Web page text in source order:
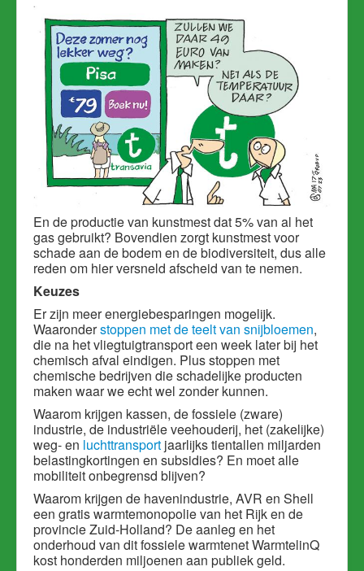
En de productie van kunstmest dat 5% van al het
gas gebruikt? Bovendien zorgt kunstmest voor
schade aan de bodem en de biodiversiteit, dus alle
reden om hier versneld afscheid van te nemen.
Keuzes
Er zijn meer energiebesparingen mogelijk.
Waaronderstoppen met de teelt van snijbloemen,
die na het vliegtuigtransport een week later bij het
chemisch afval eindigen. Plus stoppen met
chemische bedrijven die schadelijke producten
maken waar we echt wel zonder kunnen.
Waarom krijgen kassen, de fossiele (zware)
industrie, de industriële veehouderij, het (zakelijke)
weg- en luchttransport jaarlijks tientallen miljarden
belastingkortingen en subsidies? En moet alle
mobiliteit onbegrensd blijven?
Waarom krijgen de havenindustrie, AVR en Shell
een gratis warmtemonopolie van het Rijk en de
provincie Zuid-Holland? De aanleg en het
onderhoud van ditfossiele warmtenet WarmtelinQ
kost honderden miljoenen aan publiek geld.